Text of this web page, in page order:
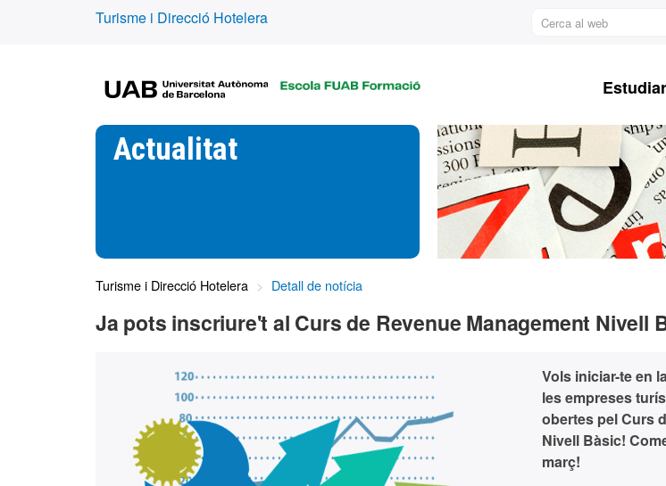
Turisme i Direcció Hotelera
Cerca
B
Estudiar
Actualitat
Turisme i Direcció Hotelera Detall de notícia
Ja pots inscriure't al Curs de Revenue Management Nivell
Vols iniciar-te en
les empreses
obertes pel Curs
Nivell Bàsic!
març!